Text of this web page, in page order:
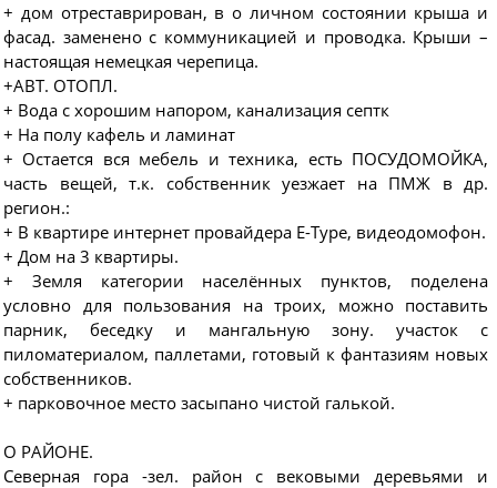
+ дом отреставрирован, в о личном состоянии крыша и
фасад. заменено с коммуникацией и проводка. Крыши –
настоящая немецкая черепица.
+АВТ. ОТОПЛ.
+ Вода с хорошим напором, канализация септк
+ На полу кафель и ламинат
+ Остается вся мебель и техника, есть ПОСУДОМОЙКА,
часть вещей, т.к. собственник уезжает на ПМЖ в др.
регион.:
+ В квартире интернет провайдера Е-Тyре, видеодомофон.
+ Дом на 3 квартиры.
+ Земля категории населённых пунктов, поделена
условно для пользования на троих, можно поставить
парник, беседку и мангальную зону. участок с
пиломатериалом, паллетами, готовый к фантазиям новых
собственников.
+ парковочное место засыпано чистой галькой.
О РАЙОНЕ.
Северная гора -зел. район с вековыми деревьями и